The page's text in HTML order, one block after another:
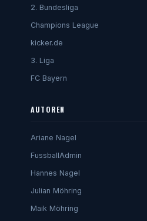
2. Bundesliga
Champions League
kicker.de
3. Liga
FC Bayern
AUTOREN
Ariane Nagel
FussballAdmin
Hannes Nagel
Julian Möhring
Maik Möhring